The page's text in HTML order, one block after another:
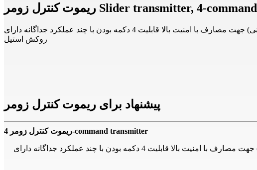
ریموت کنترل زومر Slider transmitter, 4-command
ریموت کنترل زومر با ارسال فرکانس رادیویی 8 و 868 مگاهرتز با کد 66 بیت و 74 تریلون ، ترکیب کدی – رمزی دارد ( فوق ایمنی) جهت مصارف با امنیت بالا قابلیت 4 دکمه بودن با چند عملکرد جداگانه دارای
روکش استیل
پیشنهاد برای ریموت کنترل زومر
ریموت کنترل زومر 4-command transmitter
ریموت کنترل زومر با ارسال فرکانس رادیویی 8 و 868 مگاهرتز با کد 66 بیت و 74 تریلون ، ترکیب کدی – رمزی دارد ( فوق ایمنی) جهت مصارف با امنیت بالا قابلیت 4 دکمه بودن با چند عملکرد جداگانه دارای